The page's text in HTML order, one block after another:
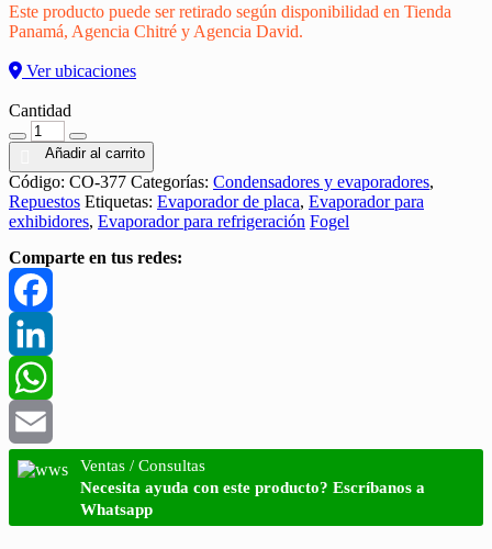
Este producto puede ser retirado según disponibilidad en Tienda
Panamá, Agencia Chitré y Agencia David.
Ver ubicaciones
Cantidad
Añadir al carrito
Código: CO-377 Categorías: Condensadores y evaporadores,
Repuestos Etiquetas: Evaporador de placa, Evaporador para
exhibidores, Evaporador para refrigeración Fogel
Comparte en tus redes:
Facebook
LinkedIn
WhatsApp
Email
Ventas / Consultas
Necesita ayuda con este producto? Escríbanos a
Whatsapp